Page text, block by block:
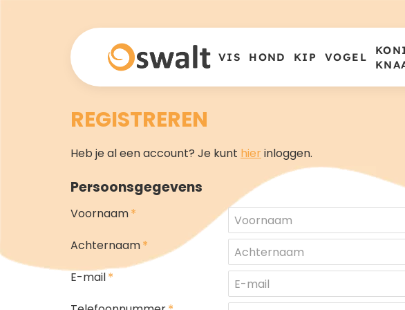
VIS HOND KIP VOGEL
REGISTREREN
Heb je al een account? Je kunt hier inloggen.
Persoonsgegevens
Persoonsgegevens
Voornaam
Achternaam
E-mail